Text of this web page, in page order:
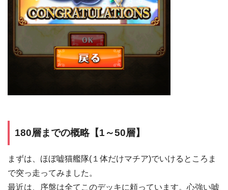
180層までの概略【1～50層】
まずは、ほぼ嘘猫艦隊(１体だけマチア)でいけるところま
で突っ走ってみました。
最近は、序盤は全てこのデッキに頼っています。心強い嘘